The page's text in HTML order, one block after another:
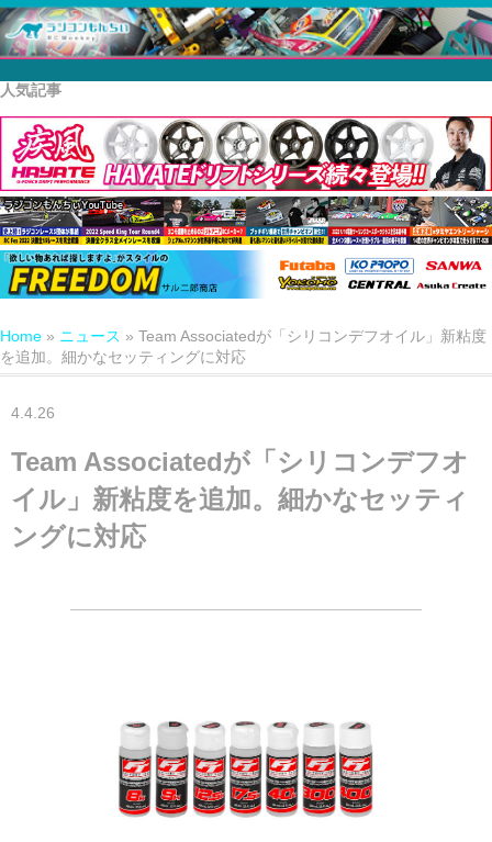
人気記事
Home » ニュース » Team Associatedが「シリコンデフオイル」新粘度
を追加。細かなセッティングに対応
4.4.26
Team Associatedが「シリコンデフオ
イル」新粘度を追加。細かなセッティ
ングに対応